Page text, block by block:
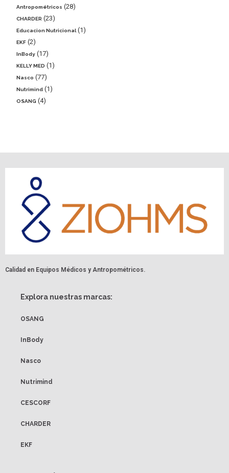
Antropométricos 28
CHARDER 23
Educacion Nutricional 1
EKF 2
InBody 17
KELLY MED 1
Nasco 77
Nutrimind 1
OSANG 4
Calidad en Equipos Médicos y Antropométricos.
Explora nuestras marcas:
OSANG
InBody
Nasco
Nutrimind
CESCORF
CHARDER
EKF